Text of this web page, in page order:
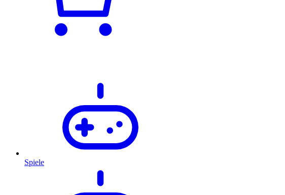
Spiele